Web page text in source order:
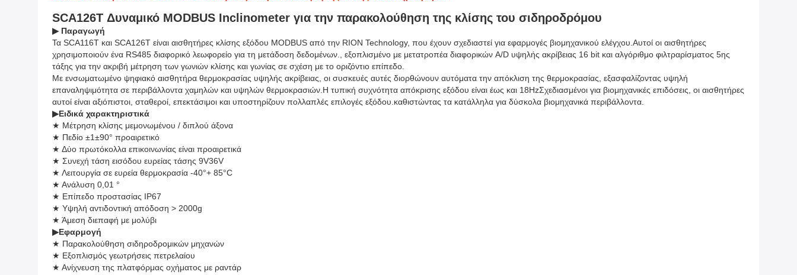
SCA126T Δυναμικό MODBUS Inclinometer για την παρακολούθηση της κλίσης του σιδηροδρόμου
▶ Παραγωγή
Τα SCA116T και SCA126T είναι αισθητήρες κλίσης εξόδου MODBUS από την RION Technology, που έχουν σχεδιαστεί για εφαρμογές βιομηχανικού ελέγχου.Αυτοί οι αισθητήρες
χρησιμοποιούν ένα RS485 διαφορικό λεωφορείο για τη μετάδοση δεδομένων., εξοπλισμένο με μετατροπέα διαφορικών A/D υψηλής ακρίβειας 16 bit και αλγόριθμο φιλτραρίσματος 5ης
τάξης για την ακριβή μέτρηση των γωνιών κλίσης και γωνίας σε σχέση με το οριζόντιο επίπεδο.
Με ενσωματωμένο ψηφιακό αισθητήρα θερμοκρασίας υψηλής ακρίβειας, οι συσκευές αυτές διορθώνουν αυτόματα την απόκλιση της θερμοκρασίας, εξασφαλίζοντας υψηλή
επαναληψιμότητα σε περιβάλλοντα χαμηλών και υψηλών θερμοκρασιών.Η τυπική συχνότητα απόκρισης εξόδου είναι έως και 18HzΣχεδιασμένοι για βιομηχανικές επιδόσεις, οι αισθητήρες
αυτοί είναι αξιόπιστοι, σταθεροί, επεκτάσιμοι και υποστηρίζουν πολλαπλές επιλογές εξόδου.καθιστώντας τα κατάλληλα για δύσκολα βιομηχανικά περιβάλλοντα.
▶Ειδικά χαρακτηριστικά
★ Μέτρηση κλίσης μεμονωμένου / διπλού άξονα
★ Πεδίο ±1±90° προαιρετικό
★ Δύο πρωτόκολλα επικοινωνίας είναι προαιρετικά
★ Συνεχή τάση εισόδου ευρείας τάσης 9V36V
★ Λειτουργία σε ευρεία θερμοκρασία -40°+ 85°C
★ Ανάλυση 0,01 °
★ Επίπεδο προστασίας IP67
★ Υψηλή αντιδοντική απόδοση > 2000g
★ Άμεση διεπαφή με μολύβι
▶Εφαρμογή
★ Παρακολούθηση σιδηροδρομικών μηχανών
★ Εξοπλισμός γεωτρήσεις πετρελαίου
★ Ανίχνευση της πλατφόρμας οχήματος με ραντάρ